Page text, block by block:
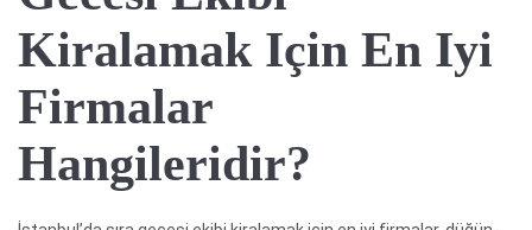
Kiralamak Için En Iyi
Firmalar
Hangileridir?